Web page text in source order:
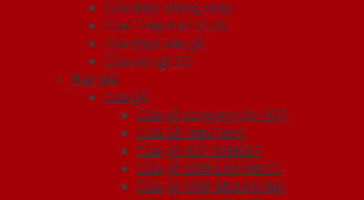
Cửa thép chống cháy
Cửa Thép Hàn Quốc
Cửa thép vân gỗ
Cửa vân gỗ 5D
Báo giá
Cửa gỗ
Cửa gỗ công nghiệp HDF
Cửa Gỗ Hàn Quốc
Cửa gỗ HDF VENEER
Cửa gỗ MDF LAMINATE
Cửa gỗ MDF MELAMINE